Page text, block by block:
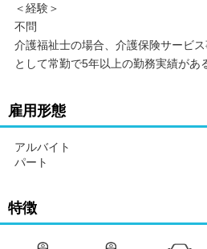
＜経験＞
不問
介護福祉士の場合、介護保険サービ
として常勤で5年以上の勤務実績があ
雇用形態
アルバイト
パート
特徴